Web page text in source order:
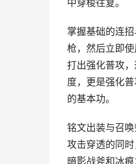
中穿梭往复。
掌握基础的连
枪，然后立即
打出强化普攻
度，更是强化
的基本功。
铭文出装与召
攻击穿透的同
暗影战斧和冰